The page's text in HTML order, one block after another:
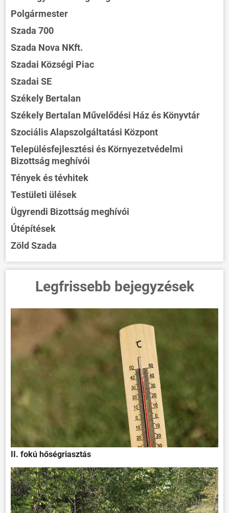
Polgármester
Szada 700
Szada Nova NKft.
Szadai Községi Piac
Szadai SE
Székely Bertalan
Székely Bertalan Művelődési Ház és Könyvtár
Szociális Alapszolgáltatási Központ
Településfejlesztési és Környezetvédelmi
Bizottság meghívói
Tények és tévhitek
Testületi ülések
Ügyrendi Bizottság meghívói
Útépítések
Zöld Szada
Legfrissebb bejegyzések
II. fokú hőségriasztás